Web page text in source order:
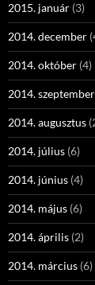
2015. január (3)
2014. december
2014. október (4)
2014. szeptember
2014. augusztus
2014. július (6)
2014. június (4)
2014. május (6)
2014. április (2)
2014. március (6)